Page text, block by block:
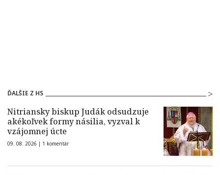
ĎALŠIE Z HS
Nitriansky biskup Judák odsudzuje
akékoľvek formy násilia, vyzval k
vzájomnej úcte
09. 08. 2026 | 1 komentár